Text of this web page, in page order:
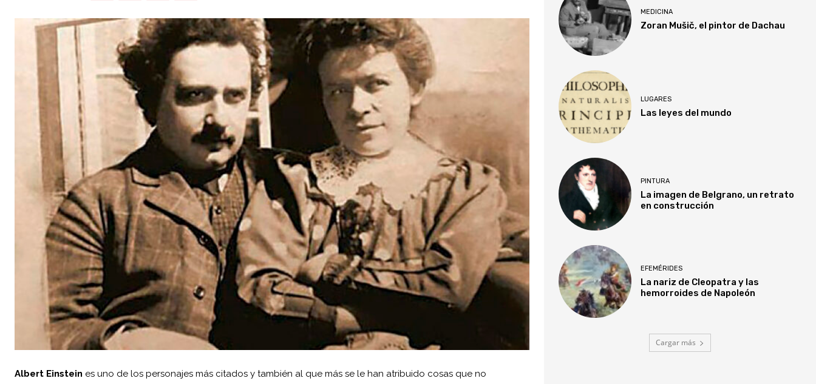
Albert Einstein es uno de los personajes más citados y también al que más se le han atribuido cosas que no
MEDICINA
Zoran Mušič, el pintor de Dachau
LUGARES
Las leyes del mundo
PINTURA
La imagen de Belgrano, un retrato
en construcción
EFEMÉRIDES
La nariz de Cleopatra y las
hemorroides de Napoleón
Cargar más